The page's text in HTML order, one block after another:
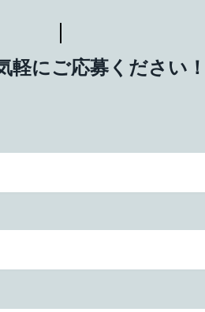
軽にご応募ください！